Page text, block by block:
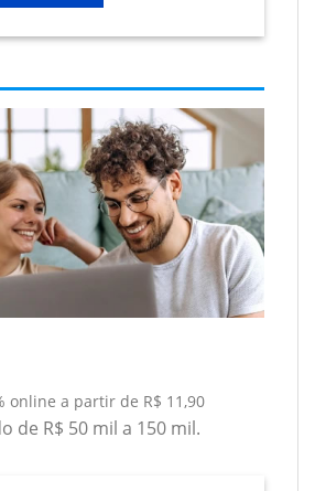
online a partir de R$ 11,90
de R$ 50 mil a 150 mil.